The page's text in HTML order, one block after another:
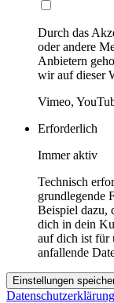
Durch das
oder andere
Anbietern
wir auf dieser
Vimeo,
Erforderlich
Immer aktiv
Technisch
grundlegende
Beispiel dazu,
dich in dein
auf dich ist für
anfallende
Einstellungen
Datenschutzerklärung